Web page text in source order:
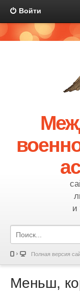
Войти
и
Полная версия
Меньш,